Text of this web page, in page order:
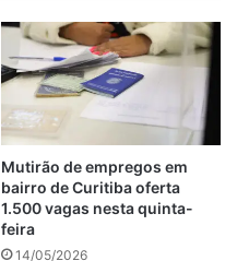
Mutirão de empregos em
bairro de Curitiba oferta
1.500 vagas nesta quinta-
feira
14/05/2026